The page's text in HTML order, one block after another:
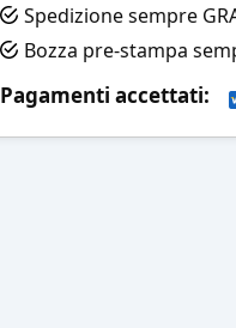
Spedizione sempre
Bozza pre-stampa
Pagamenti accettati: